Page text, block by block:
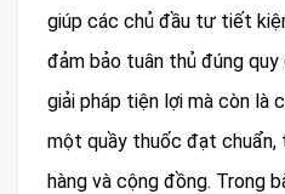
giúp các chủ đầu tư tiết
đảm bảo tuân thủ đúng
giải pháp tiện lợi mà còn là
một quầy thuốc đạt chuẩn,
hàng và cộng đồng. Trong